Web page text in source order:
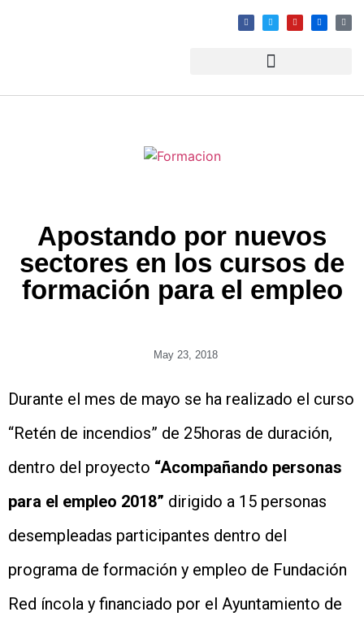
Apostando por nuevos
sectores en los cursos de
formación para el empleo
May 23, 2018
Durante el mes de mayo se ha realizado el curso
“Retén de incendios” de 25horas de duración,
dentro del proyecto “Acompañando personas
para el empleo 2018” dirigido a 15 personas
desempleadas participantes dentro del
programa de formación y empleo de Fundación
Red íncola y financiado por el Ayuntamiento de